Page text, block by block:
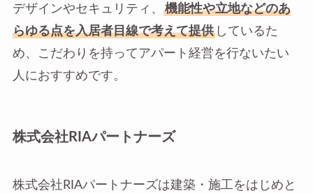
デザインやセキュリティ、
機能性や立地などのあ
らゆる点を入居者目線で考えて提供しているた
め、こだわりを持ってアパート経営を行ないたい
人におすすめです。
株式会社RIAパートナーズ
株式会社RIAパートナーズは建築・施工をはじめと